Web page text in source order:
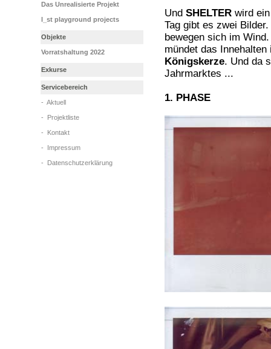
Das Unrealisierte Projekt
l_st playground projects
Objekte
Vorratshaltung 2022
Exkurse
Servicebereich
- Aktuell
- Projektliste
- Kontakt
- Impressum
- Datenschutzerklärung
Und SHELTER wird
Tag gibt es zwei
bewegen sich im
mündet das
Königskerze. Und da
Jahrmarktes ...
1. PHASE